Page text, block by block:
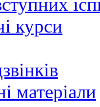
курси
матеріали